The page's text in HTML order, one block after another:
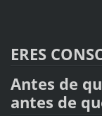
ERES
Antes de
antes de